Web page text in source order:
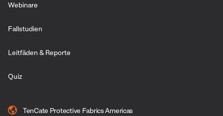
Webinare
Fallstudien
Leitfäden & Reporte
Quiz
TenCate Protective Fabrics Americas